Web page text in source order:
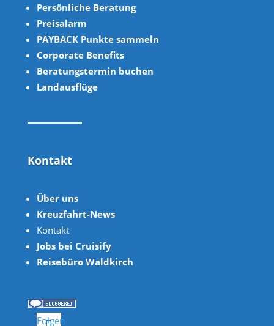
Persönliche Beratung
Preisalarm
PAYBACK Punkte sammeln
Corporate Benefits
Beratungstermin buchen
Landausflüge
Kontakt
Über uns
Kreuzfahrt-News
Kontakt
Jobs bei Cruisify
Reisebüro Waldkirch
Folgen